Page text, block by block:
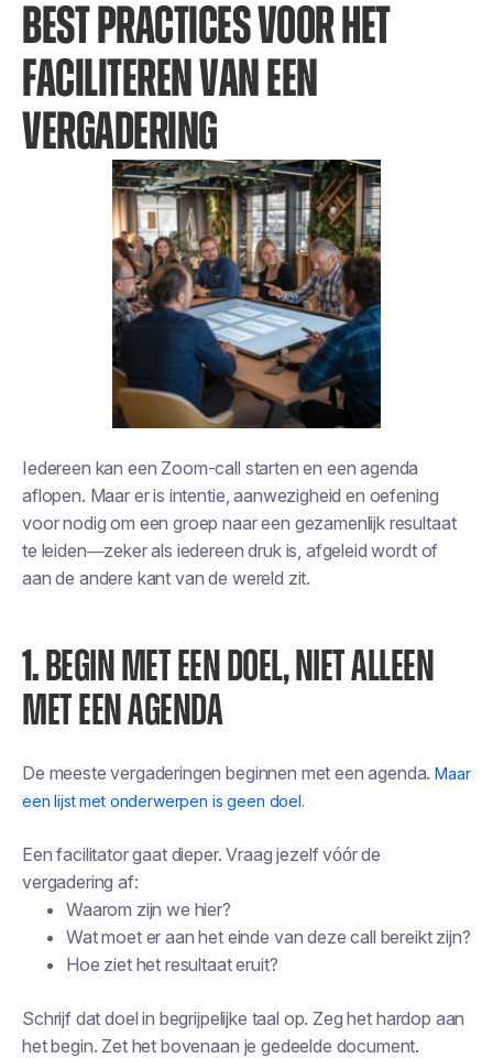
BEST PRACTICES VOOR HET
FACILITEREN VAN EEN
VERGADERING
Iedereen kan een Zoom-call starten en een agenda
aflopen. Maar er is intentie, aanwezigheid en oefening
voor nodig om een groep naar een gezamenlijk resultaat
te leiden—zeker als iedereen druk is, afgeleid wordt of
aan de andere kant van de wereld zit.
1. BEGIN MET EEN DOEL, NIET ALLEEN
MET EEN AGENDA
De meeste vergaderingen beginnen met een agenda.Maar
een lijst met onderwerpen is geen doel.
Een facilitator gaat dieper. Vraag jezelf vóór de
vergadering af:
Waarom zijn we hier?
Wat moet er aan het einde van deze call bereikt zijn?
Hoe ziet het resultaat eruit?
Schrijf dat doel in begrijpelijke taal op. Zeg het hardop aan
het begin. Zet het bovenaan je gedeelde document.